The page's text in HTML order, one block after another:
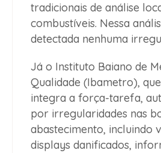
tradicionais de análise
combustíveis. Nessa
detectada nenhuma
Já o Instituto Baiano de
Qualidade (Ibametro),
integra a força-tarefa,
por irregularidades nas
abastecimento, incluindo
displays danificados,